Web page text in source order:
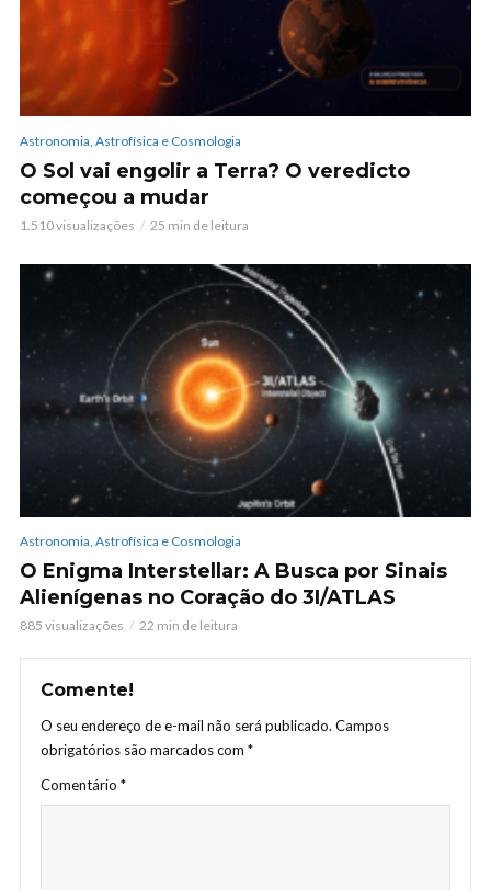
Astronomia, Astrofísica e Cosmologia
O Sol vai engolir a Terra? O veredicto
começou a mudar
1.510 visualizações 25 min de leitura
Astronomia, Astrofísica e Cosmologia
O Enigma Interstellar: A Busca por Sinais
Alienígenas no Coração do 3I/ATLAS
885 visualizações 22 min de leitura
Comente!
O seu endereço de e-mail não será publicado. Campos
obrigatórios são marcados com *
Comentário *